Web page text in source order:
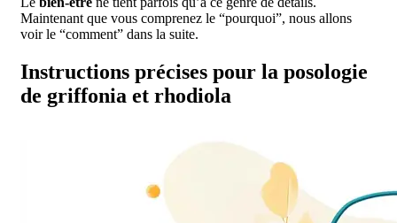
Maintenant que vous comprenez le “pourquoi”, nous allons
voir le “comment” dans la suite.
Instructions précises pour la posologie
de griffonia et rhodiola